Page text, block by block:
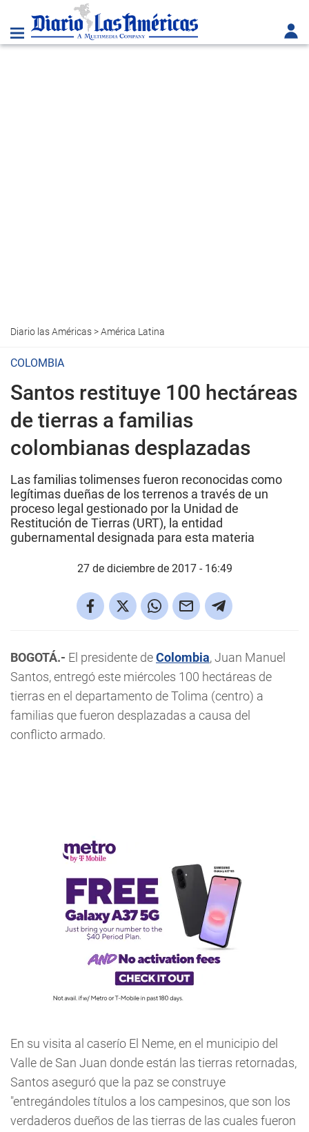
Diario las Américas>América Latina
COLOMBIA
Santos restituye 100 hectáreas
de tierras a familias
colombianas desplazadas
Las familias tolimenses fueron reconocidas como
legítimas dueñas de los terrenos a través de un
proceso legal gestionado por la Unidad de
Restitución de Tierras (URT), la entidad
gubernamental designada para esta materia
27 de diciembre de 2017 - 16:49
BOGOTÁ.- El presidente deColombia, Juan Manuel
Santos, entregó este miércoles 100 hectáreas de
tierras en el departamento de Tolima (centro) a
familias que fueron desplazadas a causa del
conflicto armado.
En su visita al caserío El Neme, en el municipio del
Valle de San Juan donde están las tierras retornadas,
Santos aseguró que la paz se construye
"entregándoles títulos a los campesinos, que son los
verdaderos dueños de las tierras de las cuales fueron